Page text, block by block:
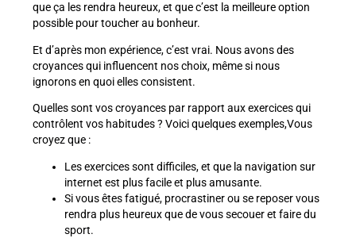
que ça les rendra heureux, et que c’est la meilleure option
possible pour toucher au bonheur.
Et d’après mon expérience, c’est vrai. Nous avons des
croyances qui influencent nos choix, même si nous
ignorons en quoi elles consistent.
Quelles sont vos croyances par rapport aux exercices qui
contrôlent vos habitudes ? Voici quelques exemples,Vous
croyez que :
Les exercices sont difficiles, et que la navigation sur
internet est plus facile et plus amusante.
Si vous êtes fatigué, procrastiner ou se reposer vous
rendra plus heureux que de vous secouer et faire du
sport.